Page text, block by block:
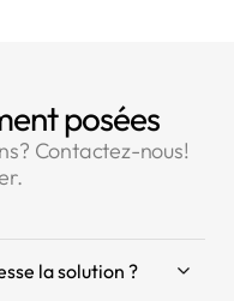
posées
Contactez-nous!
la solution ?